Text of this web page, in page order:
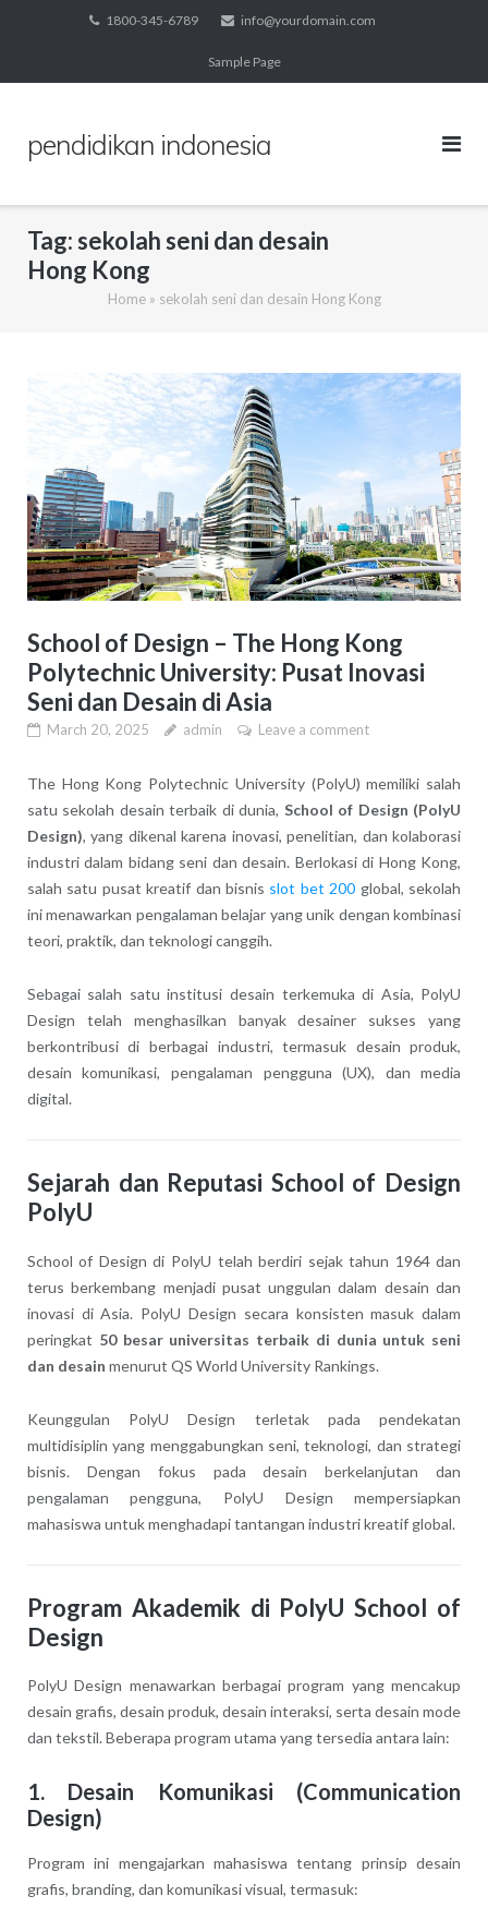
1800-345-6789 info@yourdomain.com
Sample Page
pendidikan indonesia
Tag:sekolah seni dan desain
Hong Kong
Home» sekolah seni dan desain Hong Kong
School of Design – The Hong Kong
Polytechnic University: Pusat Inovasi
Seni dan Desain di Asia
March 20, 2025 admin Leave a comment
The Hong Kong Polytechnic University (PolyU) memiliki salah
satu sekolah desain terbaik di dunia, School of Design (PolyU
Design), yang dikenal karena inovasi, penelitian, dan kolaborasi
industri dalam bidang seni dan desain. Berlokasi di Hong Kong,
salah satu pusat kreatif dan bisnis slot bet 200 global, sekolah
ini menawarkan pengalaman belajar yang unik dengan kombinasi
teori, praktik, dan teknologi canggih.
Sebagai salah satu institusi desain terkemuka di Asia, PolyU
Design telah menghasilkan banyak desainer sukses yang
berkontribusi di berbagai industri, termasuk desain produk,
desain komunikasi, pengalaman pengguna (UX), dan media
digital.
Sejarah dan Reputasi School of Design
PolyU
School of Design di PolyU telah berdiri sejak tahun 1964 dan
terus berkembang menjadi pusat unggulan dalam desain dan
inovasi di Asia. PolyU Design secara konsisten masuk dalam
peringkat 50 besar universitas terbaik di dunia untuk seni
dan desain menurut QS World University Rankings.
Keunggulan PolyU Design terletak pada pendekatan
multidisiplin yang menggabungkan seni, teknologi, dan strategi
bisnis. Dengan fokus pada desain berkelanjutan dan
pengalaman pengguna, PolyU Design mempersiapkan
mahasiswa untuk menghadapi tantangan industri kreatif global.
Program Akademik di PolyU School of
Design
PolyU Design menawarkan berbagai program yang mencakup
desain grafis, desain produk, desain interaksi, serta desain mode
dan tekstil. Beberapa program utama yang tersedia antara lain:
1. Desain Komunikasi (Communication
Design)
Program ini mengajarkan mahasiswa tentang prinsip desain
grafis, branding, dan komunikasi visual, termasuk: